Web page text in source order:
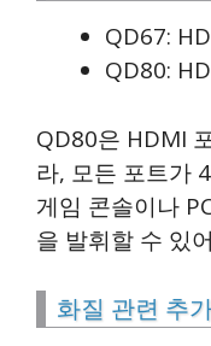
QD67:
QD80:
QD80은 HDMI
라, 모든 포트가
게임 콘솔이나
을 발휘할 수 있
화질 관련 추